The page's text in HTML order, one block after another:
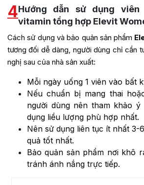
4Hướng dẫn sử dụng viên
vitamin tổng hợp Elevit
Cách sử dụng và bảo quản sản phẩm
tương đối dễ dàng, người dùng chỉ cần
nghị sau của nhà sản xuất:
Mỗi ngày uống 1 viên vào bất
Nếu chuẩn bị mang thai
người dùng nên tham khảo
dụng liều lượng phù hợp nhất.
Nên sử dụng liên tục ít nhất 3-
quả tốt nhất.
Bảo quản sản phẩm nơi khô
tránh ánh nắng trực tiếp.